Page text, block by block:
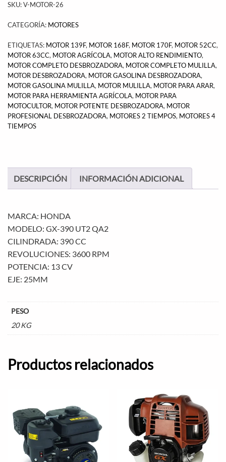
SKU:V-MOTOR-26
CATEGORÍA: MOTORES
ETIQUETAS: MOTOR 139F, MOTOR 168F, MOTOR 170F, MOTOR 52CC,
MOTOR 63CC, MOTOR AGRÍCOLA, MOTOR ALTO RENDIMIENTO,
MOTOR COMPLETO DESBROZADORA, MOTOR COMPLETO MULILLA,
MOTOR DESBROZADORA, MOTOR GASOLINA DESBROZADORA,
MOTOR GASOLINA MULILLA, MOTOR MULILLA, MOTOR PARA ARAR,
MOTOR PARA HERRAMIENTA AGRÍCOLA, MOTOR PARA
MOTOCULTOR, MOTOR POTENTE DESBROZADORA, MOTOR
PROFESIONAL DESBROZADORA, MOTORES 2 TIEMPOS, MOTORES 4
TIEMPOS
DESCRIPCIÓN INFORMACIÓN ADICIONAL
MARCA: HONDA
MODELO: GX-390 UT2 QA2
CILINDRADA: 390 CC
REVOLUCIONES: 3600 RPM
POTENCIA: 13 CV
EJE: 25MM
PESO
20 KG
Productos relacionados